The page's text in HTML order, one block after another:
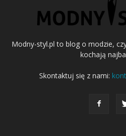
Modny-styl.pl to blog o modzie,
kochają
Skontaktuj się z nami: